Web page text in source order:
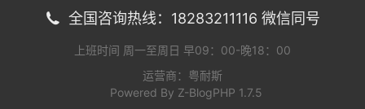
 全国咨询热线：18283211116 微信同号
上班时间 周一至周日 早09：00-晚18：00
运营商：粤耐斯
Powered By Z-BlogPHP 1.7.5